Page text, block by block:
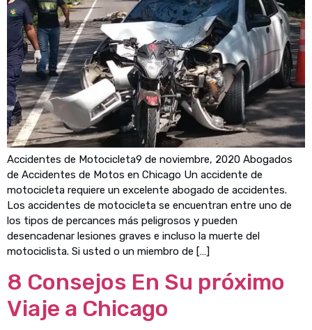
Accidentes de Motocicleta9 de noviembre, 2020 Abogados
de Accidentes de Motos en Chicago Un accidente de
motocicleta requiere un excelente abogado de accidentes.
Los accidentes de motocicleta se encuentran entre uno de
los tipos de percances más peligrosos y pueden
desencadenar lesiones graves e incluso la muerte del
motociclista. Si usted o un miembro de […]
8 Consejos En Su próximo
Viaje a Chicago